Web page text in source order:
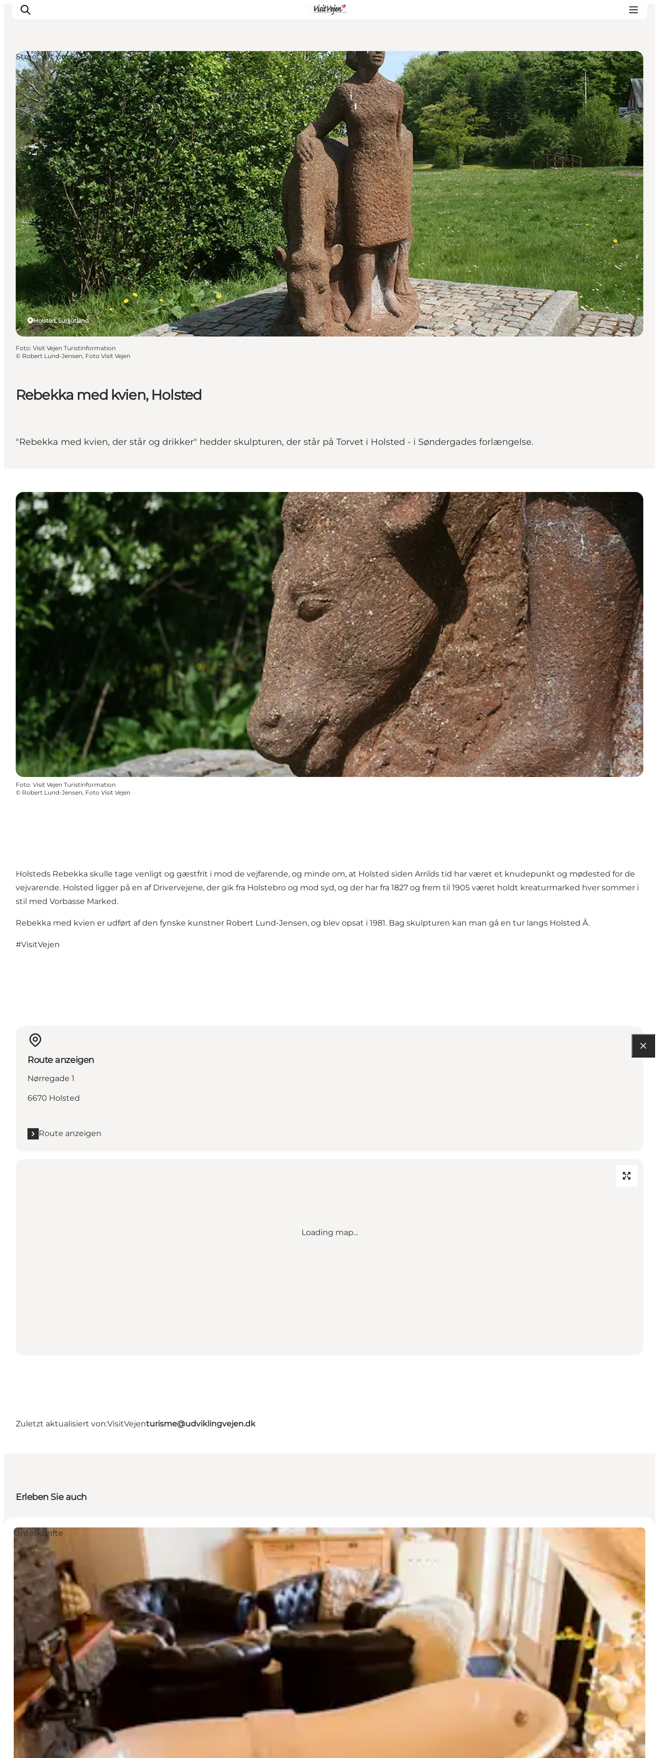
Restaurants
Schlafen
Nature
Städte
Events
Explore
Rebekka med kvien, Holsted
"Rebekka med kvien, der står og drikker" hedder skulpturen, der står på Torvet i Holsted - i Søndergades forlængelse.
Holsted, Südjütland
Street Art und Skulpturen
Foto: Visit Vejen Turistinformation
© Robert Lund-Jensen, Foto Visit Vejen
Foto: Visit Vejen Turistinformation
© Robert Lund-Jensen, Foto Visit Vejen
Holsteds Rebekka skulle tage venligt og gæstfrit i mod de vejfarende, og minde om, at Holsted siden Arrilds tid har været et knudepunkt og mødested for de
vejvarende. Holsted ligger på en af Drivervejene, der gik fra Holstebro og mod syd, og der har fra 1827 og frem til 1905 været holdt kreaturmarked hver sommer i
stil med Vorbasse Marked.
Rebekka med kvien er udført af den fynske kunstner Robert Lund-Jensen, og blev opsat i 1981. Bag skulpturen kan man gå en tur langs Holsted Å.
#VisitVejen
Route anzeigen
Nørregade 1
6670 Holsted
Route anzeigen
Loading map...
Zuletzt aktualisiert von:VisitVejenturisme@udviklingvejen.dk
Erleben Sie auch
Unterkünfte